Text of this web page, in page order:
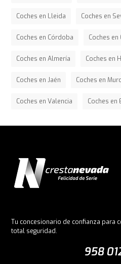
Coches en Lleida Coches en
Coches en Córdoba Coches en
Coches en Almería Coches en
Coches en Jaén Coches en
Coches en Valencia Coches en
Tu concesionario de confianza para
total seguridad.
958